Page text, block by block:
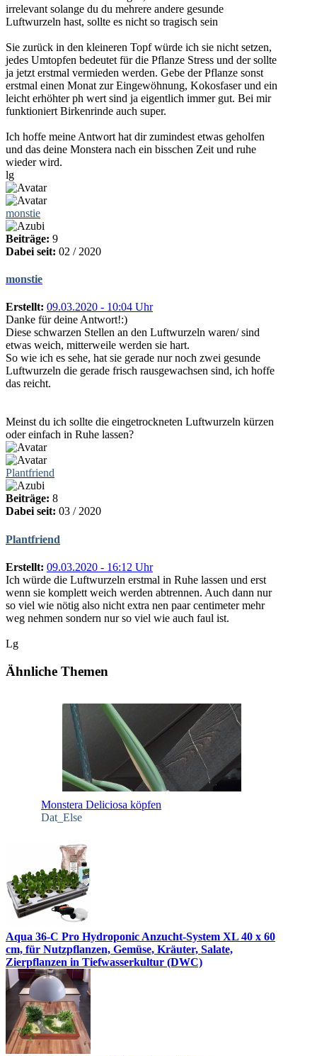
irrelevant solange du du mehrere andere gesunde
Luftwurzeln hast, sollte es nicht so tragisch sein
Sie zurück in den kleineren Topf würde ich sie nicht setzen,
jedes Umtopfen bedeutet für die Pflanze Stress und der sollte
ja jetzt erstmal vermieden werden. Gebe der Pflanze sonst
erstmal einen Monat zur Eingewöhnung, Kokosfaser und ein
leicht erhöhter ph wert sind ja eigentlich immer gut. Bei mir
funktioniert Birkenrinde auch super.
Ich hoffe meine Antwort hat dir zumindest etwas geholfen
und das deine Monstera nach ein bisschen Zeit und ruhe
wieder wird.
lg
monstie
Beiträge: 9
Dabei seit: 02 / 2020
monstie
Erstellt: 09.03.2020 - 10:04 Uhr
Danke für deine Antwort!:)
Diese schwarzen Stellen an den Luftwurzeln waren/ sind
etwas weich, mitterweile werden sie hart.
So wie ich es sehe, hat sie gerade nur noch zwei gesunde
Luftwurzeln die gerade frisch rausgewachsen sind, ich hoffe
das reicht.
Meinst du ich sollte die eingetrockneten Luftwurzeln kürzen
oder einfach in Ruhe lassen?
Plantfriend
Beiträge: 8
Dabei seit: 03 / 2020
Plantfriend
Erstellt: 09.03.2020 - 16:12 Uhr
Ich würde die Luftwurzeln erstmal in Ruhe lassen und erst
wenn sie komplett weich werden abtrennen. Auch dann nur
so viel wie nötig also nicht extra nen paar centimeter mehr
weg nehmen sondern nur so viel wie auch faul ist.
Lg
Ähnliche Themen
Monstera Deliciosa köpfen
Dat_Else
Aqua 36-C Pro Hydroponic Anzucht-System XL 40 x 60
cm, für Nutzpflanzen, Gemüse, Kräuter, Salate,
Zierpflanzen in Tiefwasserkultur (DWC)